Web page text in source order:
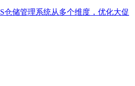
储管理系统从多个维度，优化大促